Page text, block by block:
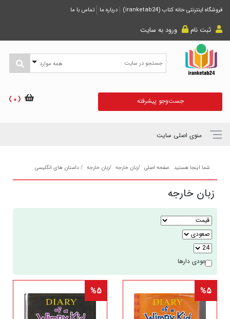
فروشگاه اینترنتی خانه کتاب (iranketab24) درباره ما تماس با ما
ثبت نام ورود به سایت
همه موارد
جست‌و‌جو پیشرفته ( 0 )
منوی اصلی سایت
شما اینجا هستید صفحه اصلی زبان خارجه زبان خارجه داستان های انگلیسی
زبان خارجه
موجودی دارها
%5
%5